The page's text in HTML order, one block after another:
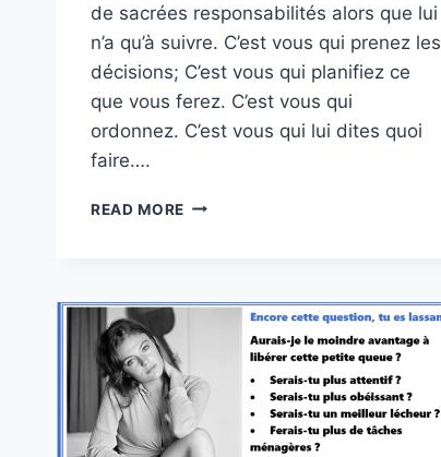
de sacrées responsabilités alors que lui
n’a qu’à suivre. C’est vous qui prenez les
décisions; C’est vous qui planifiez ce
que vous ferez. C’est vous qui
ordonnez. C’est vous qui lui dites quoi
faire….
READ MORE S’ASSUMER